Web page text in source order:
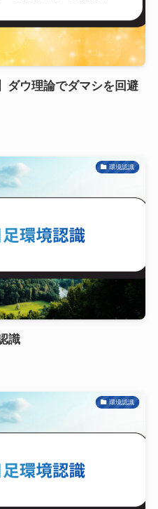
ダウ理論でダマシを回避
環境認識
識
環境認識